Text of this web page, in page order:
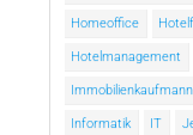
Homeoffice
Hotelmanagement
Immobilienkaufmann
Informatik IT